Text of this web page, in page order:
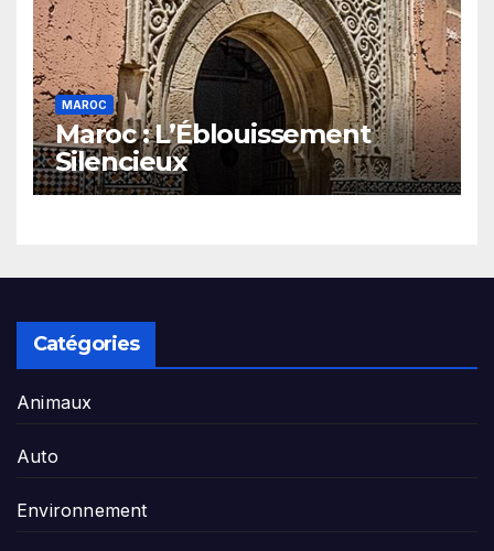
MAROC
Maroc : L’Éblouissement
Silencieux
Catégories
Animaux
Auto
Environnement